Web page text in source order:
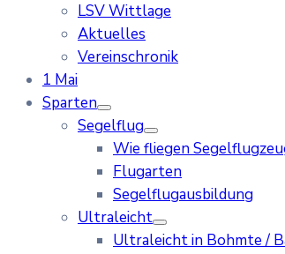
LSV Wittlage
Aktuelles
Vereinschronik
1 Mai
Sparten
Segelflug
Wie fliegen
Flugarten
Segelflugausbildung
Ultraleicht
Ultraleicht in Bohmte /